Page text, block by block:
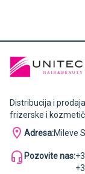
Distribucija i
frizerske i
Adresa:Mileve
Pozovite nas: